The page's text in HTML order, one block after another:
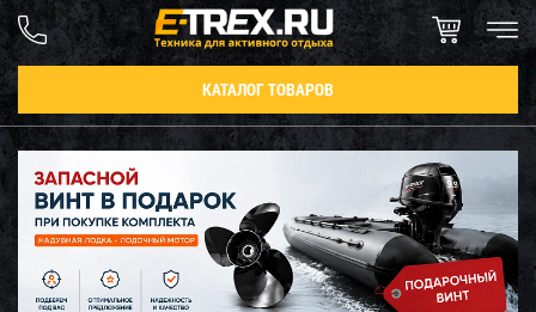
КАТАЛОГ ТОВАРОВ